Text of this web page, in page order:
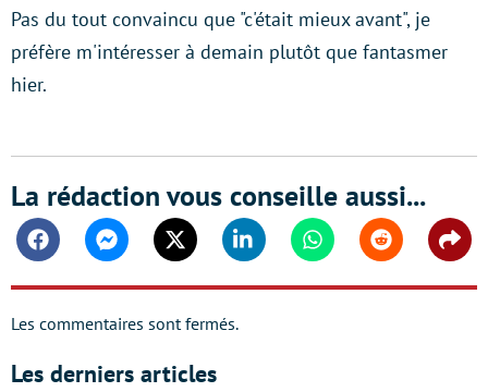
Pas du tout convaincu que "c'était mieux avant", je
préfère m'intéresser à demain plutôt que fantasmer
hier.
La rédaction vous conseille aussi...
FacebookMessengerTwitter Linkedin WhatsappReddit
Les commentaires sont fermés.
Les derniers articles